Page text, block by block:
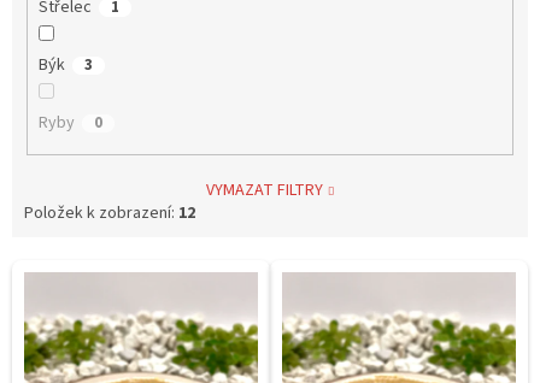
Střelec 1
Býk 3
Ryby 0
VYMAZAT FILTRY
Položek k zobrazení: 12
V
p